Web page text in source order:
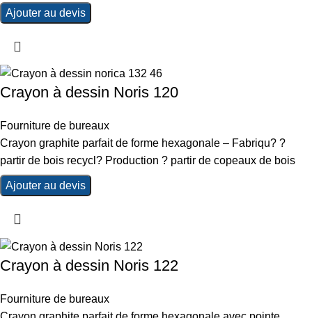
Ajouter au devis
Crayon à dessin Noris 120
Fourniture de bureaux
Crayon graphite parfait de forme hexagonale – Fabriqu? ?
partir de bois recycl? Production ? partir de copeaux de bois
Ajouter au devis
Crayon à dessin Noris 122
Fourniture de bureaux